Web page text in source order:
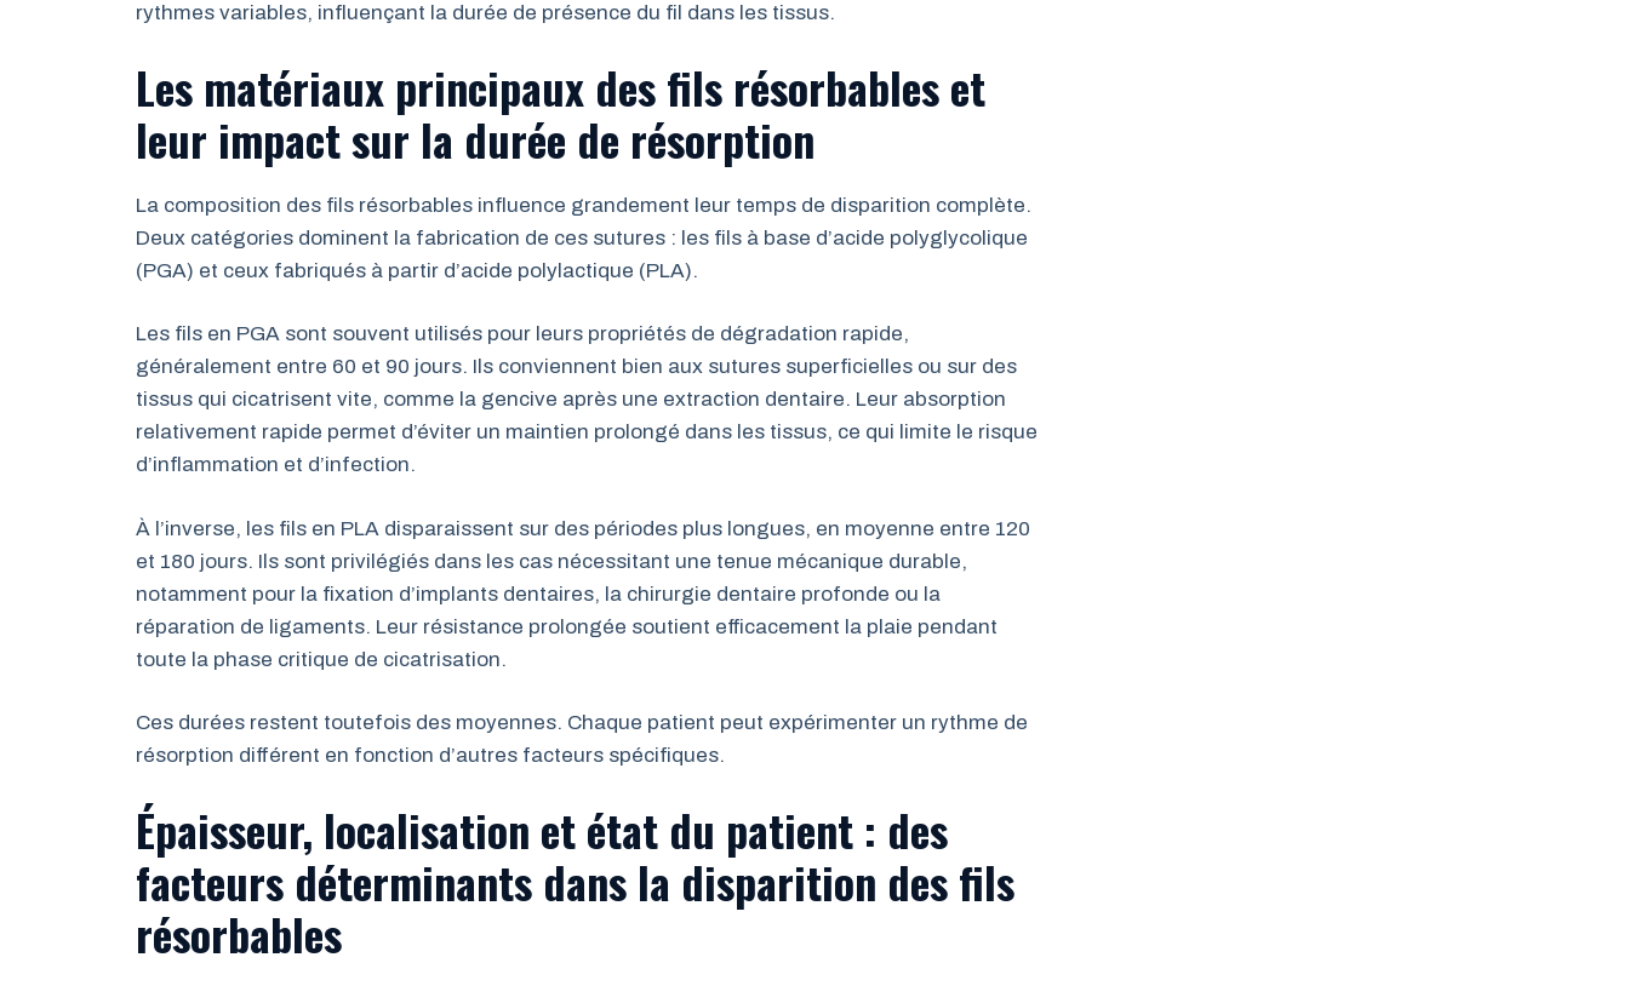
rythmes variables, influençant la durée de présence du fil dans les tissus.
Les matériaux principaux des fils résorbables et
leur impact sur la durée de résorption
La composition des fils résorbables influence grandement leur temps de disparition complète.
Deux catégories dominent la fabrication de ces sutures : les fils à base d’acide polyglycolique
(PGA) et ceux fabriqués à partir d’acide polylactique (PLA).
Les fils en PGA sont souvent utilisés pour leurs propriétés de dégradation rapide,
généralement entre 60 et 90 jours. Ils conviennent bien aux sutures superficielles ou sur des
tissus qui cicatrisent vite, comme la gencive après une extraction dentaire. Leur absorption
relativement rapide permet d’éviter un maintien prolongé dans les tissus, ce qui limite le risque
d’inflammation et d’infection.
À l’inverse, les fils en PLA disparaissent sur des périodes plus longues, en moyenne entre 120
et 180 jours. Ils sont privilégiés dans les cas nécessitant une tenue mécanique durable,
notamment pour la fixation d’implants dentaires, la chirurgie dentaire profonde ou la
réparation de ligaments. Leur résistance prolongée soutient efficacement la plaie pendant
toute la phase critique de cicatrisation.
Ces durées restent toutefois des moyennes. Chaque patient peut expérimenter un rythme de
résorption différent en fonction d’autres facteurs spécifiques.
Épaisseur, localisation et état du patient : des
facteurs déterminants dans la disparition des fils
résorbables